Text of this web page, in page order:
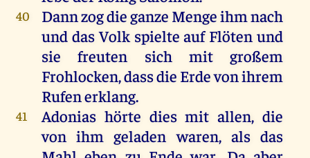
40
Dann zog die ganze Menge ihm nach
und das Volk spielte auf Flöten und
sie freuten sich mit großem
Frohlocken, dass die Erde von ihrem
Rufen erklang.
41
Adonias hörte dies mit allen, die
von ihm geladen waren, als das